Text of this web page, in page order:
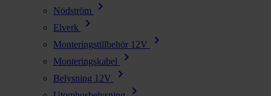
Nödström chevron_right
Elverk chevron_right
Monteringstillbehör 12V chevron_right
Monteringskabel chevron_right
Belysning 12V chevron_right
chevron_right